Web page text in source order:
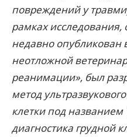
повреждений у
рамках исследования,
недавно опубликован
неотложной
реанимации», был
метод
клетки под названием
диагностика грудной